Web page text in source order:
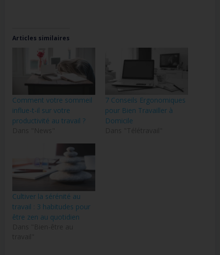
Articles similaires
Comment votre sommeil
influe-t-il sur votre
productivité au travail ?
7 Conseils Ergonomiques
pour Bien Travailler à
Domicile
Cultiver la sérénité au
travail : 3 habitudes pour
être zen au quotidien